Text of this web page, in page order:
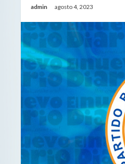
admin agosto 4, 2023